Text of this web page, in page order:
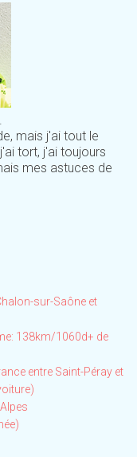
mais j'ai tout le
tort, j'ai toujours
mes astuces de
sur-Saône et
138km/1060d+ de
entre Saint-Péray et